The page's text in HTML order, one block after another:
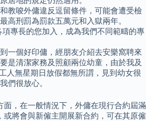
教唆外傭違反逗留條件，可能會遭受檢
高刑罰為罰款五萬元和入獄兩年。
項專長的您加入，成為我們不同範疇的專
一個好印傭，經朋友介紹去安樂窩聘來
是清潔家務及照顧兩位幼童，由於我及
人無星期日放假都無所謂，見到幼女很
們很放心。
面，在一般情況下，外傭在現行合約屆滿
或將會與新僱主開展新合約，可在其原僱